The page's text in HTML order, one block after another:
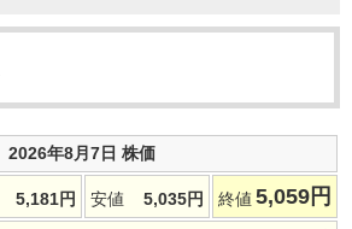
2026年8月7日 株価
5,181円 安値 5,035円 終値 5,059 円